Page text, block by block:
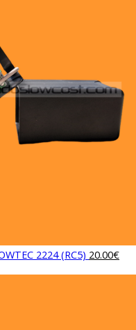
2224 (RC5) 20.00€